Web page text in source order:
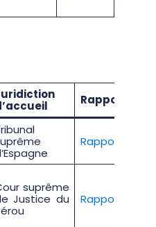
Rapport
Rapport
suprême
Justice du
Rapport